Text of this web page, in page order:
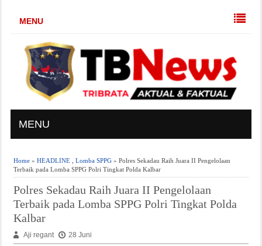
MENU
MENU
Home» HEADLINE, Lomba SPPG» Polres Sekadau Raih Juara II Pengelolaan
Terbaik pada Lomba SPPG Polri Tingkat Polda Kalbar
Polres Sekadau Raih Juara II Pengelolaan
Terbaik pada Lomba SPPG Polri Tingkat Polda
Kalbar
Aji regant 28 Juni